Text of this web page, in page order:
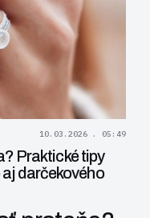
10.03.2026 . 05:49
Praktické tipy
darčekového